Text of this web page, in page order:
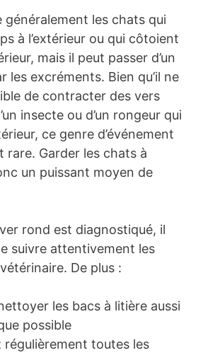
généralement les chats qui
à l’extérieur ou qui côtoient
mais il peut passer d’un
les excréments. Bien qu’il ne
de contracter des vers
insecte ou d’un rongeur qui
ce genre d’événement
rare. Garder les chats à
un puissant moyen de
rond est diagnostiqué, il
suivre attentivement les
De plus :
les bacs à litière aussi
possible
régulièrement toutes les